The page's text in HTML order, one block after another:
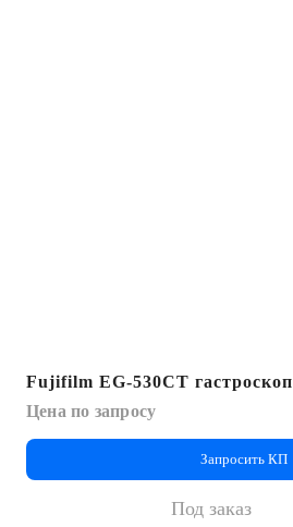
Fujifilm EG-530CT гастроскоп
Цена по запросу
Запросить КП
Под заказ